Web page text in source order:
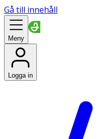
Gå till innehåll
Meny
Logga in